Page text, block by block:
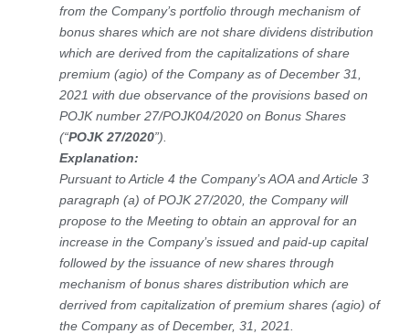
from the Company’s portfolio through mechanism of
bonus shares which are not share dividens distribution
which are derived from the capitalizations of share
premium (agio) of the Company as of December 31,
2021 with due observance of the provisions based on
POJK number 27/POJK04/2020 on Bonus Shares
(“POJK 27/2020”).
Explanation:
Pursuant to Article 4 the Company’s AOA and Article 3
paragraph (a) of POJK 27/2020, the Company will
propose to the Meeting to obtain an approval for an
increase in the Company’s issued and paid-up capital
followed by the issuance of new shares through
mechanism of bonus shares distribution which are
derrived from capitalization of premium shares (agio) of
the Company as of December, 31, 2021.